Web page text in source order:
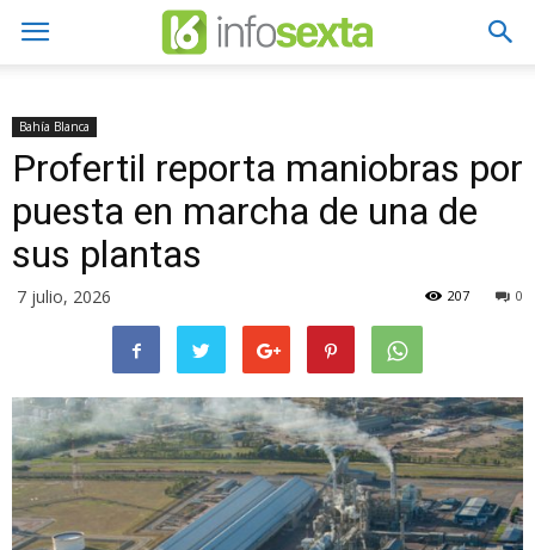
Bahía Blanca
Profertil reporta maniobras por
puesta en marcha de una de
sus plantas
7 julio, 2026 0
207